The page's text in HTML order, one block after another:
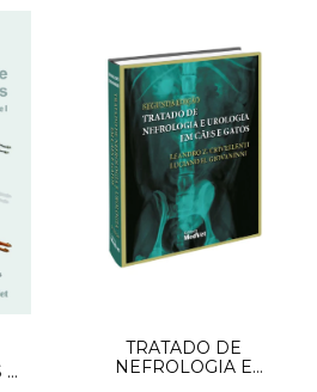
E
TRATADO DE
NEFROLOGIA E